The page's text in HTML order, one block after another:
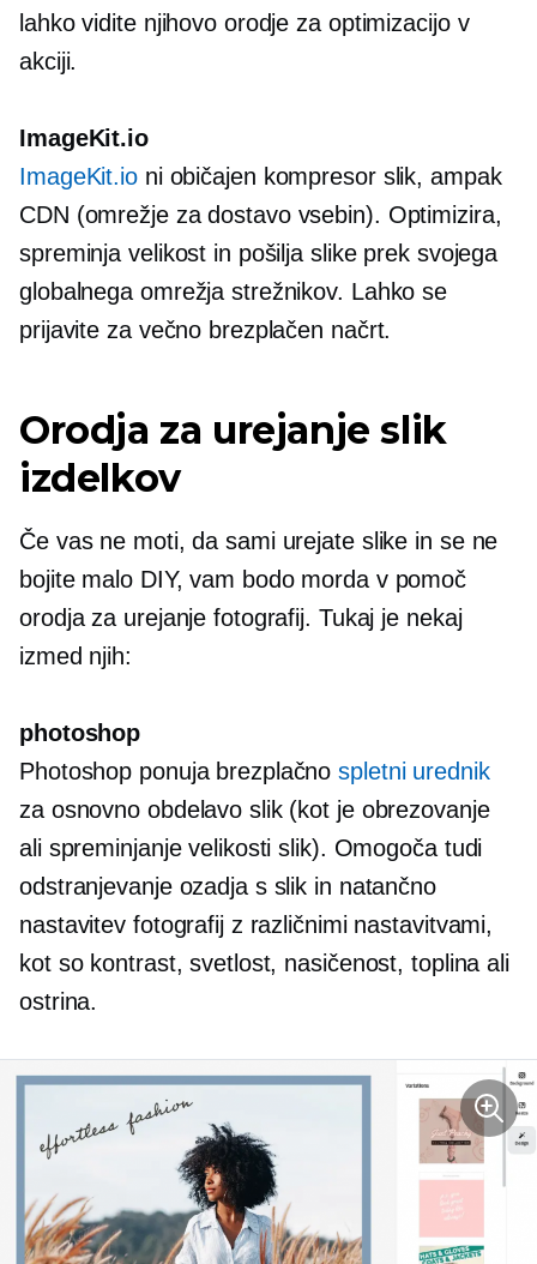
lahko vidite njihovo orodje za optimizacijo v
akciji.
ImageKit.io
ImageKit.ioni običajen kompresor slik, ampak
CDN (omrežje za dostavo vsebin). Optimizira,
spreminja velikost in pošilja slike prek svojega
globalnega omrežja strežnikov. Lahko se
prijavite za večno brezplačen načrt.
Orodja za urejanje slik
izdelkov
Če vas ne moti, da sami urejate slike in se ne
bojite malo DIY, vam bodo morda v pomoč
orodja za urejanje fotografij. Tukaj je nekaj
izmed njih:
photoshop
Photoshop ponuja brezplačnospletni urednik
za osnovno obdelavo slik (kot je obrezovanje
ali spreminjanje velikosti slik). Omogoča tudi
odstranjevanje ozadja s slik in natančno
nastavitev fotografij z različnimi nastavitvami,
kot so kontrast, svetlost, nasičenost, toplina ali
ostrina.